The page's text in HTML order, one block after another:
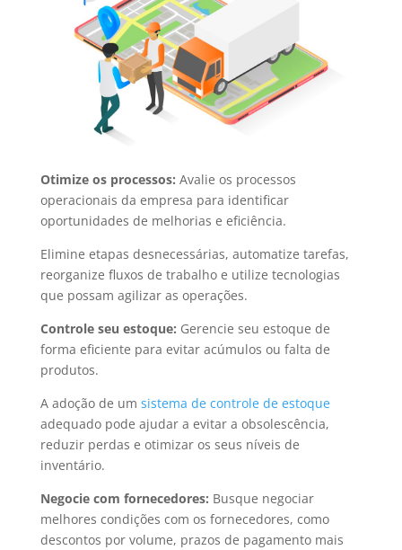
Otimize os processos: Avalie os processos
operacionais da empresa para identificar
oportunidades de melhorias e eficiência.
Elimine etapas desnecessárias, automatize tarefas,
reorganize fluxos de trabalho e utilize tecnologias
que possam agilizar as operações.
Controle seu estoque: Gerencie seu estoque de
forma eficiente para evitar acúmulos ou falta de
produtos.
A adoção de um sistema de controle de estoque
adequado pode ajudar a evitar a obsolescência,
reduzir perdas e otimizar os seus níveis de
inventário.
Negocie com fornecedores: Busque negociar
melhores condições com os fornecedores, como
descontos por volume, prazos de pagamento mais